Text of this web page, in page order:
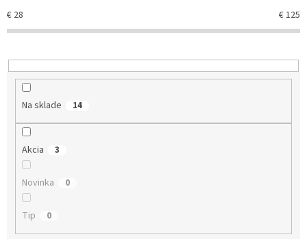
e
p
r
d
€ 28 €125
Na sklade 14
Akcia 3
Novinka 0
Tip 0